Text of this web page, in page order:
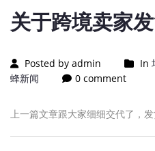
关于跨境卖家发
Posted by admin In
蜂新闻
0 comment
上一篇文章跟大家细细交代了，